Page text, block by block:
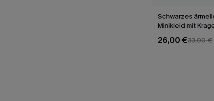
Schwarzes
Minikleid mit
26,00 €33,00 €